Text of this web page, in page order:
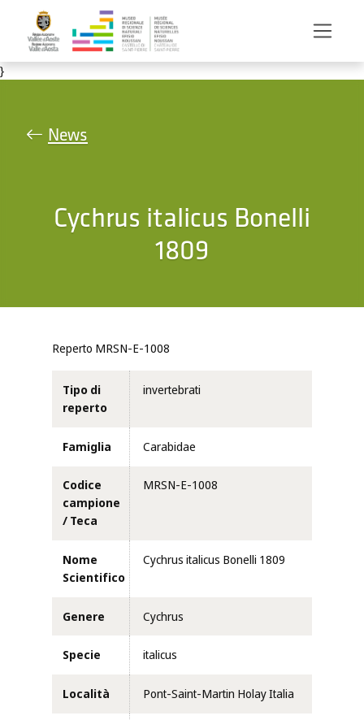
Salta al contenuto principale
}
News
Cychrus italicus Bonelli
1809
Reperto MRSN-E-1008
Tipo di
reperto
invertebrati
Famiglia Carabidae
Codice
campione
/ Teca
MRSN-E-1008
Nome
Scientifico
Cychrus italicus Bonelli 1809
Genere Cychrus
Specie italicus
Località Pont-Saint-Martin Holay Italia